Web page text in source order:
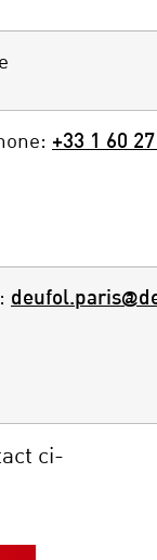
+33 1 60
ci-